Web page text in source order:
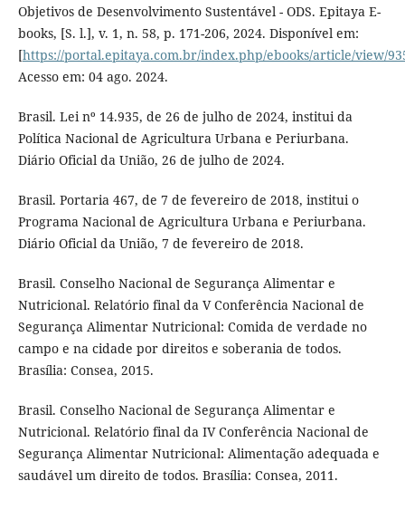
Objetivos de Desenvolvimento Sustentável - ODS. Epitaya E-
books, [S. l.], v. 1, n. 58, p. 171-206, 2024. Disponível em:
[https://portal.epitaya.com.br/index.php/ebooks/article/view/
Acesso em: 04 ago. 2024.
Brasil. Lei nº 14.935, de 26 de julho de 2024, institui da
Política Nacional de Agricultura Urbana e Periurbana.
Diário Oficial da União, 26 de julho de 2024.
Brasil. Portaria 467, de 7 de fevereiro de 2018, institui o
Programa Nacional de Agricultura Urbana e Periurbana.
Diário Oficial da União, 7 de fevereiro de 2018.
Brasil. Conselho Nacional de Segurança Alimentar e
Nutricional. Relatório final da V Conferência Nacional de
Segurança Alimentar Nutricional: Comida de verdade no
campo e na cidade por direitos e soberania de todos.
Brasília: Consea, 2015.
Brasil. Conselho Nacional de Segurança Alimentar e
Nutricional. Relatório final da IV Conferência Nacional de
Segurança Alimentar Nutricional: Alimentação adequada e
saudável um direito de todos. Brasília: Consea, 2011.